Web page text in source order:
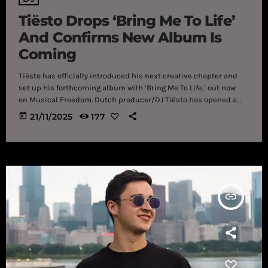
Tiësto Drops ‘Bring Me To Life’
And Confirms New Album Is
Coming
Tiësto has officially introduced his next creative chapter and
set up his forthcoming album with ‘Bring Me To Life,’ out now
on Musical Freedom. Dutch producer/DJ Tiësto has opened a
fresh creative era with ‘Bring Me To Life,’ which doubles as the
first look into his upcoming album. The track, featuring the
today 21/11/2025 177
insert_link